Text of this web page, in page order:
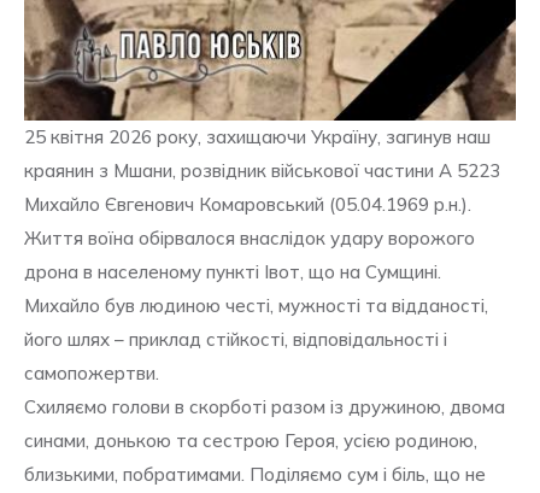
25 квітня 2026 року, захищаючи Україну, загинув наш
краянин з Мшани, розвідник військової частини А 5223
Михайло Євгенович Комаровський (05.04.1969 р.н.).
Життя воїна обірвалося внаслідок удару ворожого
дрона в населеному пункті Івот, що на Сумщині.
Михайло був людиною честі, мужності та відданості,
його шлях – приклад стійкості, відповідальності і
самопожертви.
Схиляємо голови в скорботі разом із дружиною, двома
синами, донькою та сестрою Героя, усією родиною,
близькими, побратимами. Поділяємо сум і біль, що не